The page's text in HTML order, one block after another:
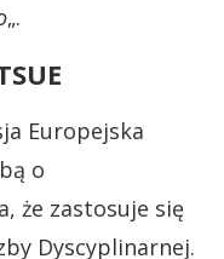
„.
Europejska
o
że zastosuje się
Dyscyplinarnej.